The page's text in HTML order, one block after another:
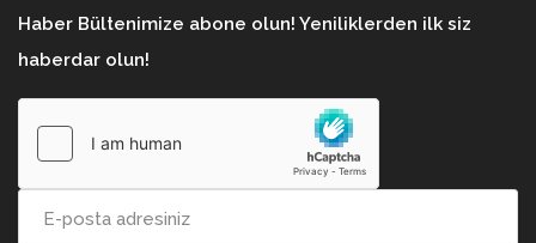
Haber Bültenimize abone olun! Yeniliklerden ilk siz
haberdar olun!